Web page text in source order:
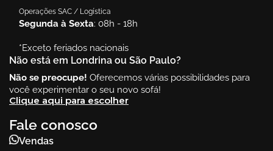
Operações SAC / Logística
Segunda à Sexta: 08h - 18h
*Exceto feriados nacionais
Não está em Londrina ou São Paulo?
Não se preocupe! Oferecemos várias possibilidades para
você experimentar o seu novo sofá!
Clique aqui para escolher
Fale conosco
Vendas